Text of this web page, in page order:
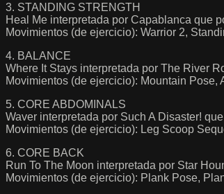
3. STANDING STRENGTH
Heal Me interpretada por Capablanca que
Movimientos (de ejercicio): Warrior 2,
4. BALANCE
Where It Stays interpretada por The River
Movimientos (de ejercicio): Mountain
5. CORE ABDOMINALS
Waver interpretada por Such A Disaster!
Movimientos (de ejercicio): Leg Scoop
6. CORE BACK
Run To The Moon interpretada por Star
Movimientos (de ejercicio): Plank Pose,